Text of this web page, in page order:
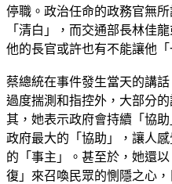
停職。政治任命的政務官無
「清白」，而交通部長林佳
他的長官或許也有不能讓他
蔡總統在事件發生當天的講
過度揣測和指控外，大部分
其，她表示政府會持續「協
政府最大的「協助」，讓人
的「事主」。甚至於，她還
復」來召喚民眾的惻隱之心